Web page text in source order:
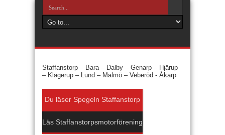
Staffanstorp – Bara – Dalby – Genarp – Hjärup
– Klågerup – Lund – Malmö – Veberöd - Åkarp
Du läser Spegeln Staffanstorp
Läs Staffanstorpsmotorförening